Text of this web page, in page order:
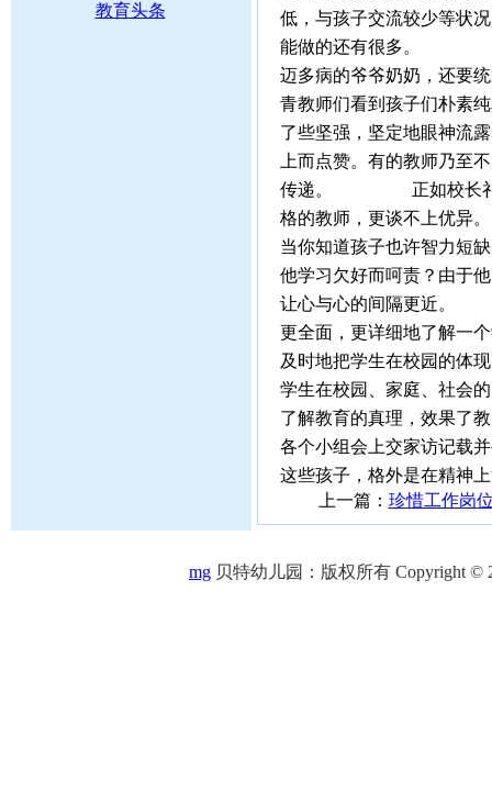
教育头条
低，与孩子交流较少等状
能做的还有很多。 “穷
迈多病的爷爷奶奶，还要
青教师们看到孩子们朴素
了些坚强，坚定地眼神流
上而点赞。有的教师乃至
传递。 正如校长祁军常
格的教师，更谈不上优异
当你知道孩子也许智力短
他学习欠好而呵责？由于
让心与心的间隔更近。
更全面，更详细地了解一
及时地把学生在校园的体
学生在校园、家庭、社会
了解教育的真理，效果
各个小组会上交家访记载
这些孩子，格外是在精神
上一篇： 珍惜工作岗
mg 贝特幼儿园：版权所有 Copyright ©